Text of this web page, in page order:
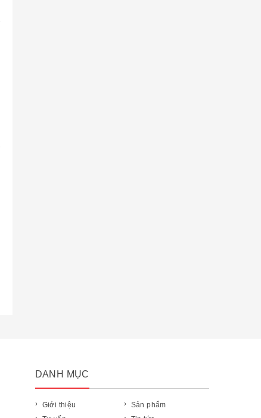
DANH MỤC
Giới thiệu
Sản phẩm